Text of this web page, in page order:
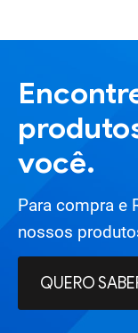
você.
Para compra e
nossos
QUERO